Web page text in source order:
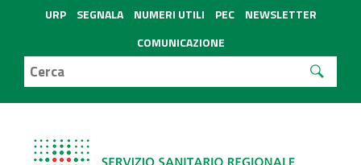
URP SEGNALA NUMERI UTILI PEC
NEWSLETTER
COMUNICAZIONE